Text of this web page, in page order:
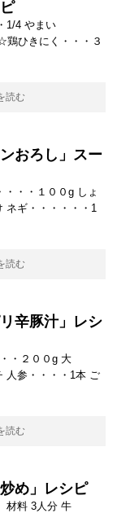
1/4 やまい
鶏ひきにく・・・３
読む
おろし」スー
・・１００g しょ
ネギ・・・・・・1
読む
辛豚汁」レシ
・２００g 大
人参・・・・1本 ご
読む
め」レシピ
材料 3人分 牛